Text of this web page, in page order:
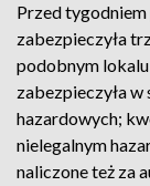
Przed
zabezpieczyła
podobnym lokalu
zabezpieczyła
hazardowych;
nielegalnym
naliczone też za